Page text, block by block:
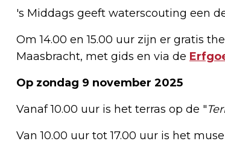
's Middags geeft waterscouting een
Om 14.00 en 15.00 uur zijn er gratis
Maasbracht, met gids en via de
Op zondag 9 november 2025
Vanaf 10.00 uur is het terras op de "
Van 10.00 uur tot 17.00 uur is het